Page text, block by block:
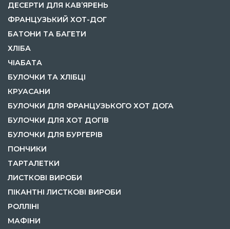
ДЕСЕРТИ ДЛЯ КАВ’ЯРЕНЬ
ФРАНЦУЗЬКИЙ ХОТ-ДОГ
БАТОНИ ТА БАГЕТИ
ХЛІБА
ЧІАБАТА
БУЛОЧКИ ТА ХЛІБЦІ
КРУАСАНИ
БУЛОЧКИ ДЛЯ ФРАНЦУЗЬКОГО ХОТ ДОГА
БУЛОЧКИ ДЛЯ ХОТ ДОГІВ
БУЛОЧКИ ДЛЯ БУРГЕРІВ
ПОНЧИКИ
ТАРТАЛЕТКИ
ЛИСТКОВІ ВИРОБИ
ПІКАНТНІ ЛИСТКОВІ ВИРОБИ
РОЛЛІНІ
МАФІНИ